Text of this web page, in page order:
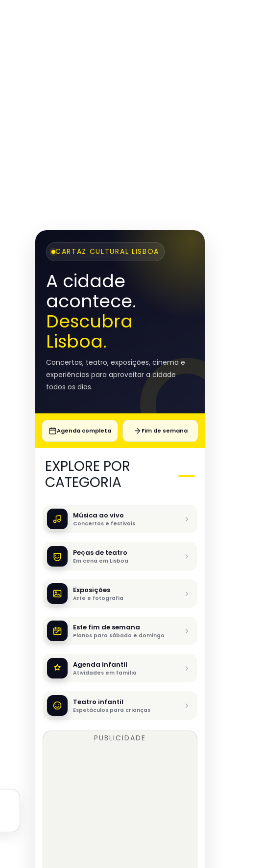
CARTAZ CULTURAL LISBOA
A cidade
acontece.
Descubra
Lisboa.
Concertos, teatro, exposições, cinema e
experiências para aproveitar a cidade
todos os dias.
Agenda completa Fim de semana
EXPLORE POR
CATEGORIA
Música ao vivo
Concertos e festivais
Peças de teatro
Em cena em Lisboa
Exposições
Arte e fotografia
Este fim de semana
Planos para sábado e domingo
Agenda infantil
Atividades em família
Teatro infantil
Espetáculos para crianças
PUBLICIDADE